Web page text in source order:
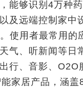
能够识别4万种
及远端控制家中
使用者最常用的
气、听新闻等日
行、音影、
家居产品，涵